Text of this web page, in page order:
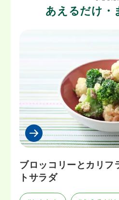
あえるだけ・
ブロッコリーとカリフ
トサラダ